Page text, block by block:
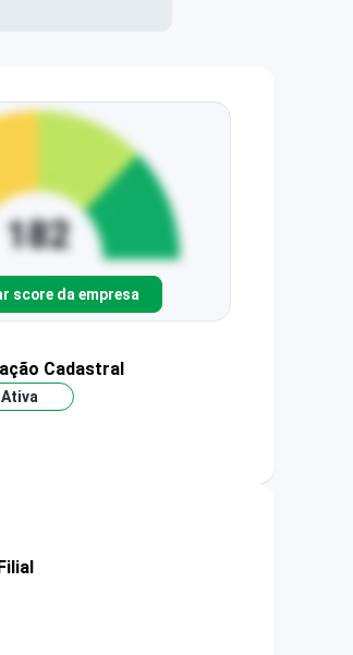
score da empresa
Cadastral
Ativa